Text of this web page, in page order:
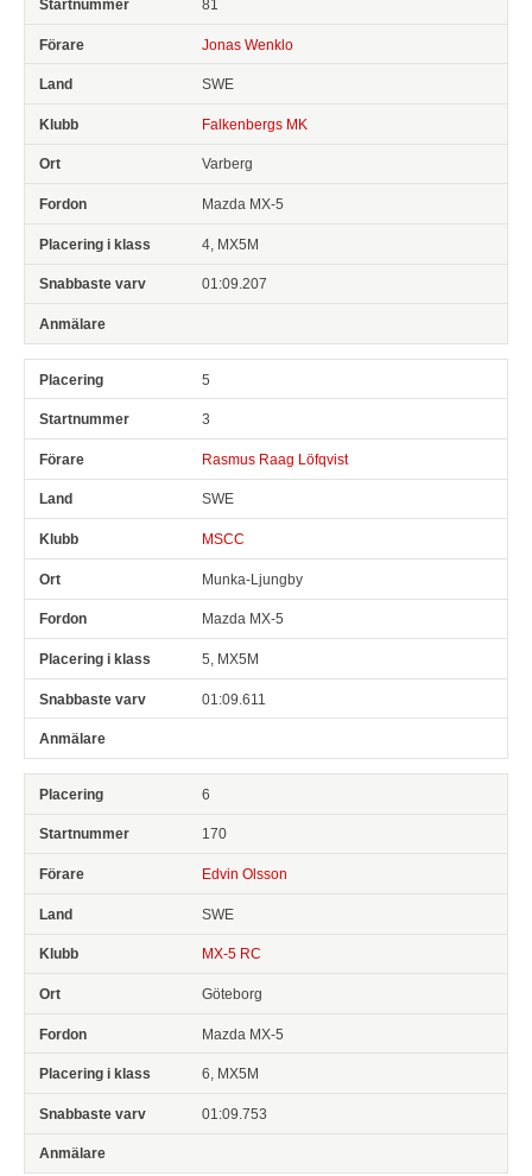
81
Jonas Wenklo
SWE
Falkenbergs MK
Varberg
Mazda MX-5
4, MX5M
01:09.207
5
3
Rasmus Raag Löfqvist
SWE
MSCC
Munka-Ljungby
Mazda MX-5
5, MX5M
01:09.611
6
170
Edvin Olsson
SWE
MX-5 RC
Göteborg
Mazda MX-5
6, MX5M
01:09.753